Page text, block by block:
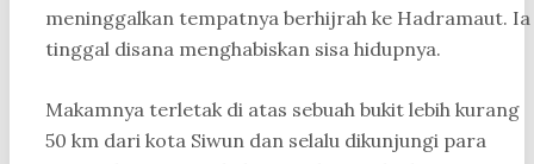
meninggalkan tempatnya berhijrah ke Hadramaut. Ia
tinggal disana menghabiskan sisa hidupnya.
Makamnya terletak di atas sebuah bukit lebih kurang
50 km dari kota Siwun dan selalu dikunjungi para